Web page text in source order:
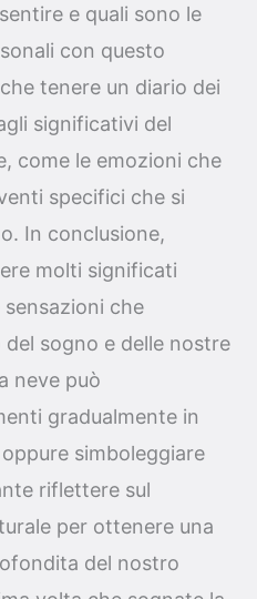
e quali sono le
con questo
tenere un diario dei
significativi del
come le emozioni che
specifici che si
In conclusione,
molti significati
che
sogno e delle nostre
neve può
gradualmente in
simboleggiare
riflettere sul
per ottenere una
del nostro